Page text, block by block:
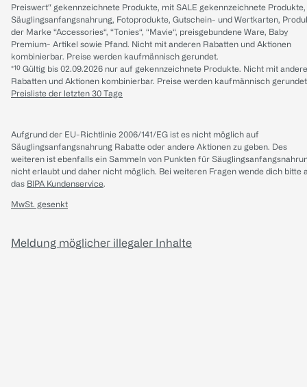
Preiswert“ gekennzeichnete Produkte, mit SALE gekennzeichnete Produkte,
Säuglingsanfangsnahrung, Fotoprodukte, Gutschein- und Wertkarten,
der Marke “Accessories“, “Tonies“, “Mavie“, preisgebundene Ware, Baby
Premium- Artikel sowie Pfand. Nicht mit anderen Rabatten und Aktionen
kombinierbar. Preise werden kaufmännisch gerundet.
*¹⁰ Gültig bis 02.09.2026 nur auf gekennzeichnete Produkte. Nicht mit
Rabatten und Aktionen kombinierbar. Preise werden kaufmännisch
Preisliste der letzten 30 Tage
Aufgrund der EU-Richtlinie 2006/141/EG ist es nicht möglich auf
Säuglingsanfangsnahrung Rabatte oder andere Aktionen zu geben. Des
weiteren ist ebenfalls ein Sammeln von Punkten für
nicht erlaubt und daher nicht möglich. Bei weiteren Fragen wende dich bitte
das BIPA Kundenservice.
MwSt. gesenkt
Meldung möglicher illegaler Inhalte